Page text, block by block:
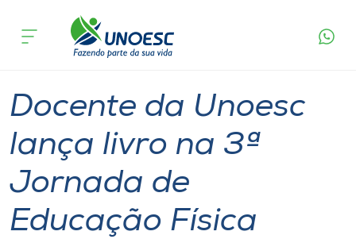
Cursos
Pesquisa
Atendimento ao Estudante
Portal de Ensino
acontece
Docente da Unoesc
lança livro na 3ª
Jornada de
Educação Física